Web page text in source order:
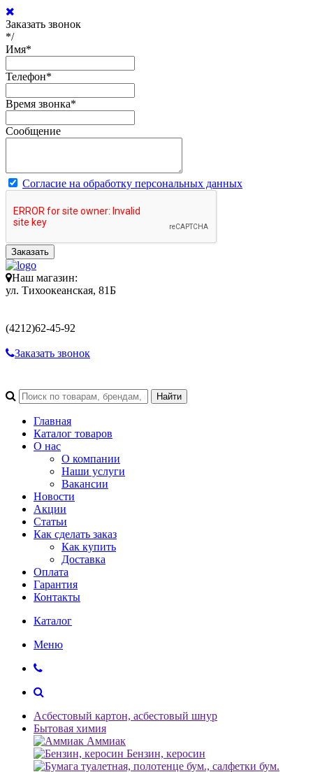
Заказать звонок
*/
Имя*
Телефон*
Время звонка*
Сообщение
Согласие на обработку персональных данных
Заказать
Наш магазин:
ул. Тихоокеанская, 81Б
(4212)62-45-92
Заказать звонок
Главная
Каталог товаров
О нас
О компании
Наши услуги
Вакансии
Новости
Акции
Статьи
Как сделать заказ
Как купить
Доставка
Оплата
Гарантия
Контакты
Каталог
Меню
Асбестовый картон, асбестовый шнур
Бытовая химия
Аммиак
Бензин, керосин